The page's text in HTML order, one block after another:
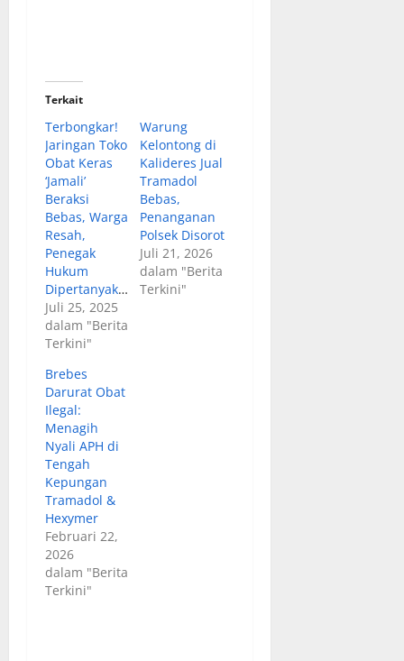
Terkait
Terbongkar!
Jaringan Toko
Obat Keras
‘Jamali’
Beraksi
Bebas, Warga
Resah,
Penegak
Hukum
Dipertanyakan
Juli 25, 2025
dalam "Berita
Terkini"
Warung
Kelontong di
Kalideres Jual
Tramadol
Bebas,
Penanganan
Polsek Disorot
Juli 21, 2026
dalam "Berita
Terkini"
Brebes
Darurat Obat
Ilegal:
Menagih
Nyali APH di
Tengah
Kepungan
Tramadol &
Hexymer
Februari 22,
2026
dalam "Berita
Terkini"